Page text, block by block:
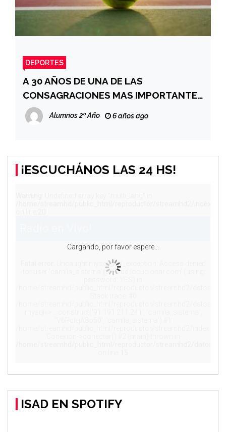
DEPORTES
A 30 AÑOS DE UNA DE LAS
CONSAGRACIONES MAS IMPORTANTE
DEL TENIS ARGENTINO
Alumnos 2º Año 6 años ago
¡ESCUCHÁNOS LAS 24 HS!
ISAD EN SPOTIFY